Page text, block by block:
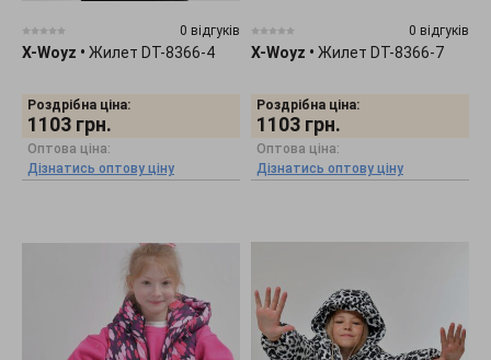
0 відгуків
X-Woyz • Жилет DT-8366-4
Роздрібна ціна:
1103 грн.
Оптова ціна:
Дізнатись оптову ціну
0 відгуків
X-Woyz • Жилет DT-8366-7
Роздрібна ціна:
1103 грн.
Оптова ціна:
Дізнатись оптову ціну